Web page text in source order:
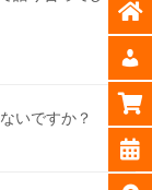
いですか？